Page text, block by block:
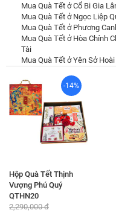
Mua Quà Tết ở Cổ Bi Gia
Mua Quà Tết ở Ngọc Liệp
Mua Quà Tết ở Phương
Mua Quà Tết ở Hòa Chính
Tài
Mua Quà Tết ở Yên Sở
-14%
Hộp Quà Tết Thịnh
Vượng Phú Quý
QTHN20
2,290,000 đ